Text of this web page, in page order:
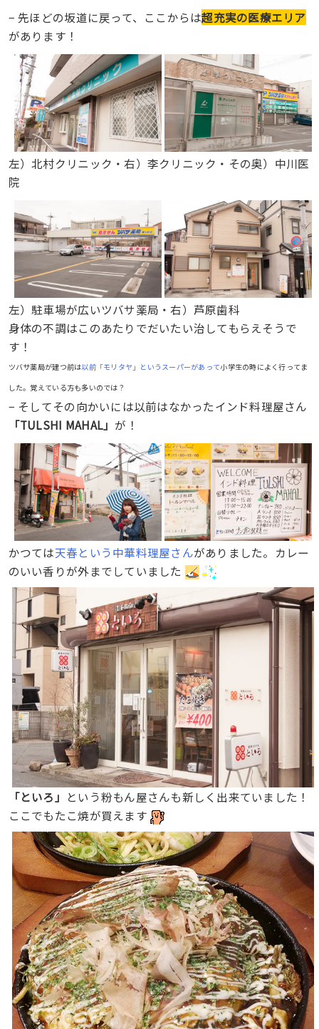
− 先ほどの坂道に戻って、ここからは超充実の医療エリア
があります！
左）北村クリニック・右）李クリニック・その奥）中川医
院
左）駐車場が広いツバサ薬局・右）芦原歯科
身体の不調はこのあたりでだいたい治してもらえそうで
す！
ツバサ薬局が建つ前は以前「モリタヤ」というスーパーがあって小学生の時によく行ってま
した。覚えている方も多いのでは？
− そしてその向かいには以前はなかったインド料理屋さん
「TULSHI MAHAL」 が！
かつては天春という中華料理屋さんがありました。カレー
のいい香りが外までしていました
「といろ」 という粉もん屋さんも新しく出来ていました！
ここでもたこ焼が買えます